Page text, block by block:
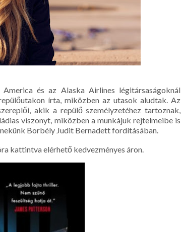
és az Alaska Airlines légitársaságoknál
írta, miközben az utasok aludtak. Az
akik a repülő személyzetéhez tartoznak,
viszonyt, miközben a munkájuk rejtelmeibe is
Borbély Judit Bernadett fordításában.
kattintva elérhető kedvezményes áron.